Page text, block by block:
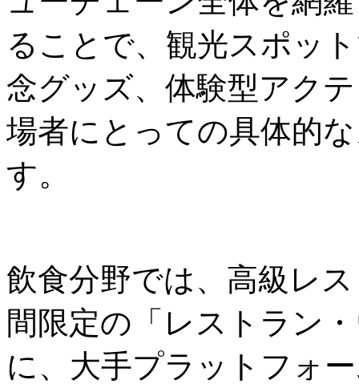
ることで、観光スポッ
念グッズ、体験型アク
場者にとっての具体的
す。
飲食分野では、高級レ
間限定の「レストラン
に、大手プラットフォ